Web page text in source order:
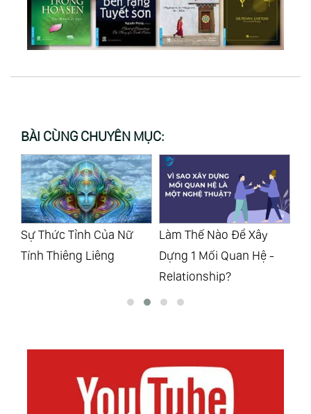
BÀI CÙNG CHUYÊN MỤC:
Làm Thế Nào Để Xây
Dựng 1 Mối Quan Hệ -
Chữa Lành Mối Quan Hệ
Twin Flame